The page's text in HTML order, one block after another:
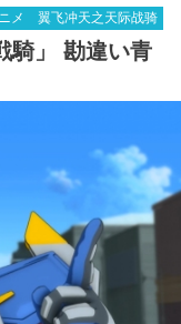
メ 翼飞冲天之天际战骑
騎」 勘違い青